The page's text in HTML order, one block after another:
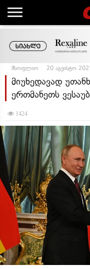
მსოფლიო 20 აგვისტო
მიუხედავად
ერთმანეთს
1424